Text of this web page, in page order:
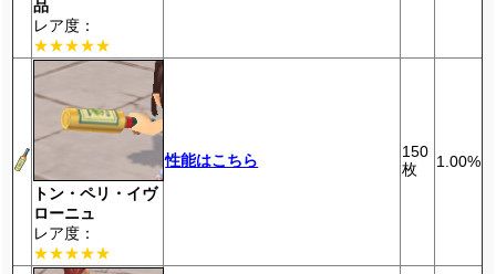
品
レア度：
★★★★★
トン・ペリ・イヴ
ローニュ
レア度：
★★★★★
性能はこちら
150
枚
1.00%